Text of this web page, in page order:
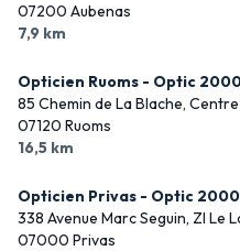
07200 Aubenas
7,9 km
Opticien Ruoms - Optic
85 Chemin de La Blache,
07120 Ruoms
16,5 km
Opticien Privas - Optic 2000
338 Avenue Marc Seguin, ZI Le
07000 Privas